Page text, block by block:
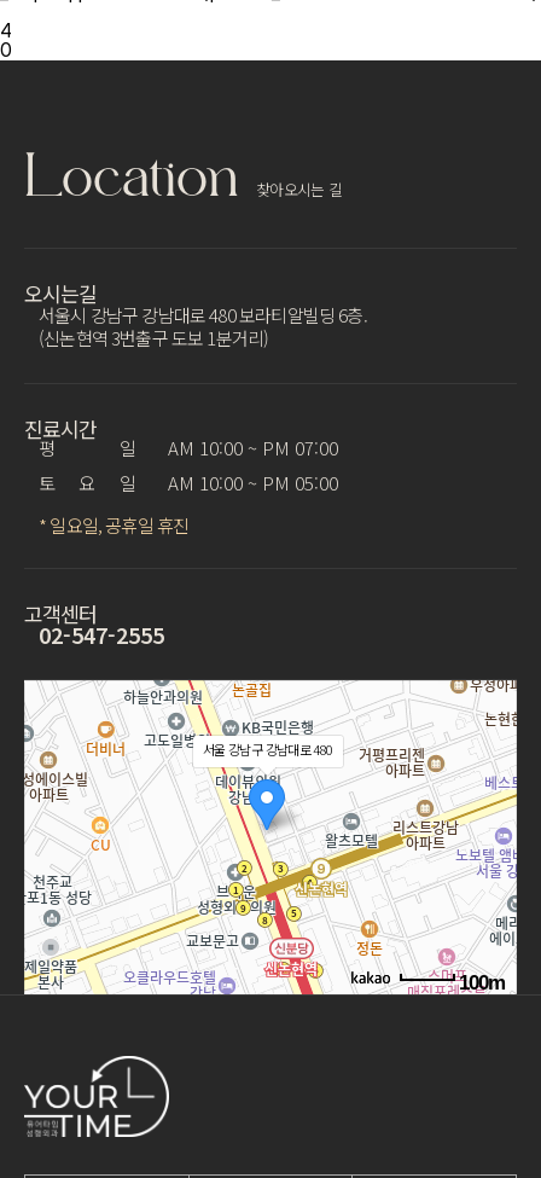
4
0
Location 찾아오시는 길
오시는길
서울시 강남구 강남대로 480 보라티알빌딩 6층.
(신논현역 3번출구 도보 1분거리)
진료시간
평 일
AM 10:00 ~ PM 07:00
토 요 일
AM 10:00 ~ PM 05:00
* 일요일, 공휴일 휴진
고객센터
02-547-2555
서울 강남구 강남대로 480
100m